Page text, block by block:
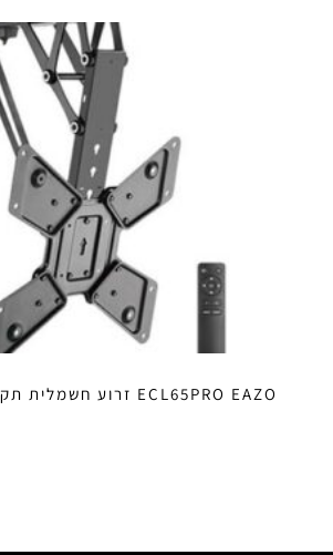
ECL65PRO EAZO זרוע חשמלית תקרתית למסכים